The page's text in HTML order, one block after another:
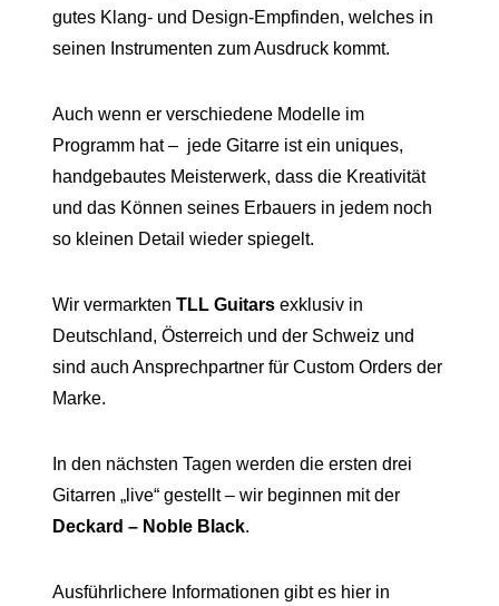
gutes Klang- und Design-Empfinden, welches in
seinen Instrumenten zum Ausdruck kommt.
Auch wenn er verschiedene Modelle im
Programm hat – jede Gitarre ist ein uniques,
handgebautes Meisterwerk, dass die Kreativität
und das Können seines Erbauers in jedem noch
so kleinen Detail wieder spiegelt.
Wir vermarktenTLL Guitarsexklusiv in
Deutschland, Österreich und der Schweiz und
sind auch Ansprechpartner für Custom Orders der
Marke.
In den nächsten Tagen werden die ersten drei
Gitarren „live“ gestellt – wir beginnen mit der
Deckard – Noble Black.
Ausführlichere Informationen gibt es hier in